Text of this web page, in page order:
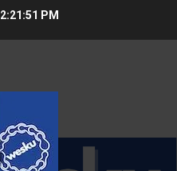
2:21:51 PM